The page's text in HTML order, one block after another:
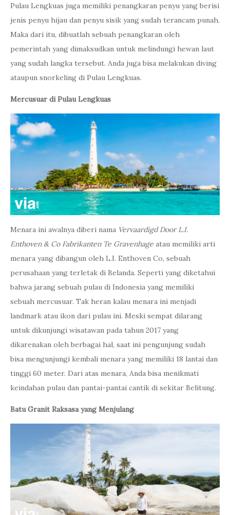
Pulau Lengkuas juga memiliki penangkaran penyu yang berisi
jenis penyu hijau dan penyu sisik yang sudah terancam punah.
Maka dari itu, dibuatlah sebuah penangkaran oleh
pemerintah yang dimaksudkan untuk melindungi hewan laut
yang sudah langka tersebut. Anda juga bisa melakukan diving
ataupun snorkeling di Pulau Lengkuas.
Mercusuar di Pulau Lengkuas
Menara ini awalnya diberi nama Vervaardigd Door L.I.
Enthoven & Co Fabrikanten Te Gravenhage atau memiliki arti
menara yang dibangun oleh L.I. Enthoven Co, sebuah
perusahaan yang terletak di Belanda. Seperti yang diketahui
bahwa jarang sebuah pulau di Indonesia yang memiliki
sebuah mercusuar. Tak heran kalau menara ini menjadi
landmark atau ikon dari pulau ini. Meski sempat dilarang
untuk dikunjungi wisatawan pada tahun 2017 yang
dikarenakan oleh berbagai hal, saat ini pengunjung sudah
bisa mengunjungi kembali menara yang memiliki 18 lantai dan
tinggi 60 meter. Dari atas menara, Anda bisa menikmati
keindahan pulau dan pantai-pantai cantik di sekitar Belitung.
Batu Granit Raksasa yang Menjulang